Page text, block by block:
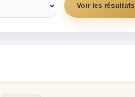
Voir les résultats